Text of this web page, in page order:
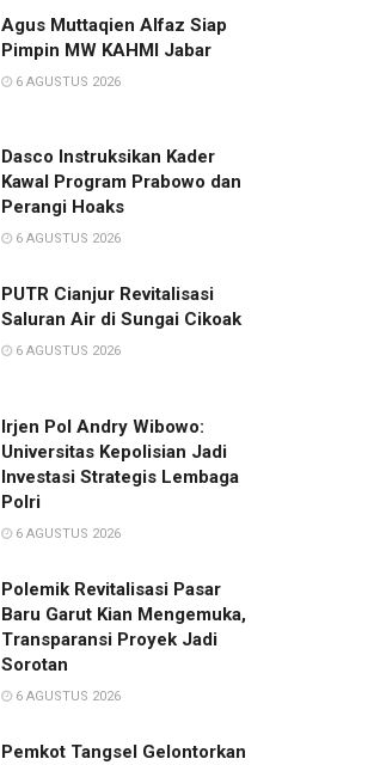
Agus Muttaqien Alfaz Siap
Pimpin MW KAHMI Jabar
6 AGUSTUS 2026
Dasco Instruksikan Kader
Kawal Program Prabowo dan
Perangi Hoaks
6 AGUSTUS 2026
PUTR Cianjur Revitalisasi
Saluran Air di Sungai Cikoak
6 AGUSTUS 2026
Irjen Pol Andry Wibowo:
Universitas Kepolisian Jadi
Investasi Strategis Lembaga
Polri
6 AGUSTUS 2026
Polemik Revitalisasi Pasar
Baru Garut Kian Mengemuka,
Transparansi Proyek Jadi
Sorotan
6 AGUSTUS 2026
Pemkot Tangsel Gelontorkan